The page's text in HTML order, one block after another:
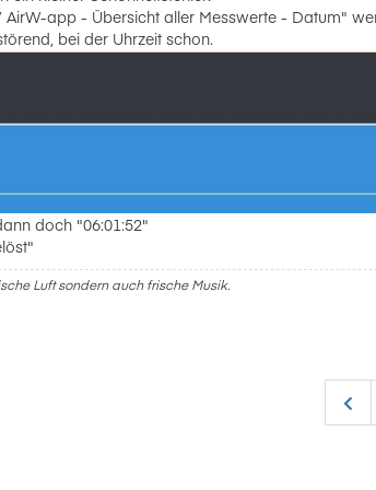
AirW-app - Übersicht aller Messwerte - Datum"
bei der Uhrzeit schon.
doch "06:01:52"
Luft sondern auch frische Musik.